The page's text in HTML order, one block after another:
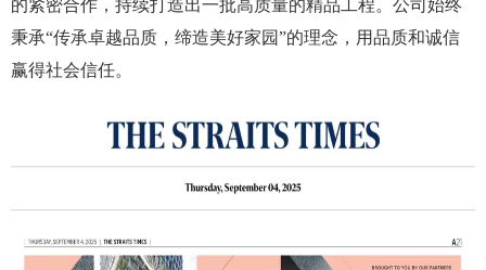
的紧密合作，持续打造出一批高质量的精品工程。公司始终
秉承“传承卓越品质，缔造美好家园”的理念，用品质和诚信
赢得社会信任。